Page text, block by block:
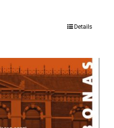
Details